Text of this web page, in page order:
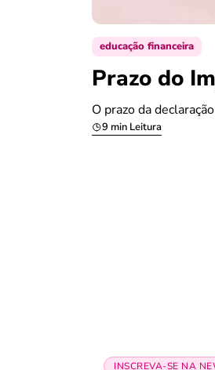
educação financeira
Prazo do
O prazo da
9 min Leitura
INSCREVA-SE NA